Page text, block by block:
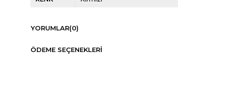
YORUMLAR(0)
ÖDEME SEÇENEKLERI